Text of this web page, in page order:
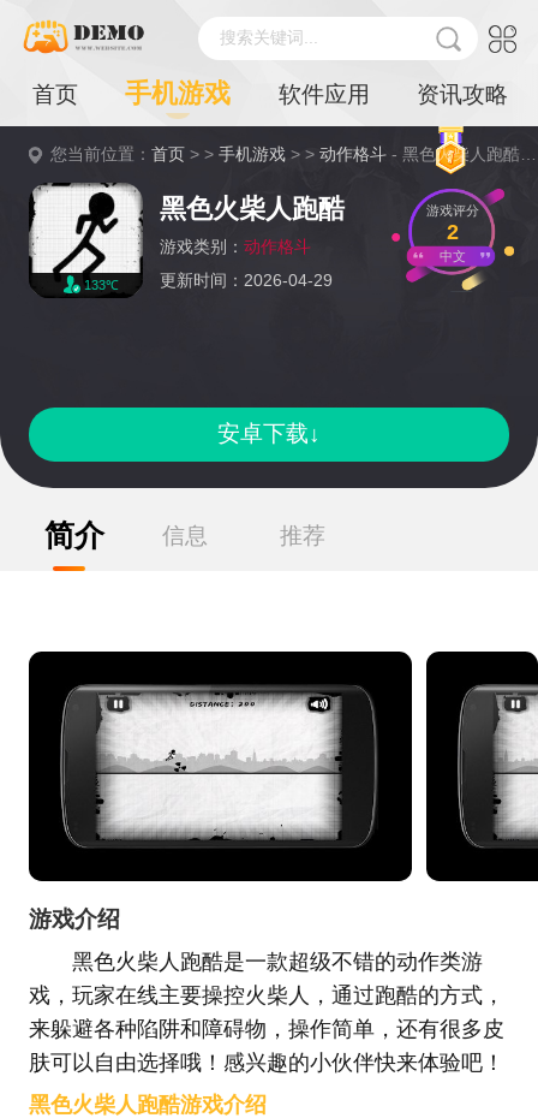
搜索关键词...
首页 手机游戏 软件应用 资讯攻略
您当前位置：首页 > >手机游戏 > >动作格斗 - 黑色火柴人跑酷详情
133℃
黑色火柴人跑酷
游戏类别： 动作格斗
更新时间：2026-04-29
游戏评分
2
中文
安卓下载↓
简介 信息 推荐
游戏介绍
黑色火柴人跑酷是一款超级不错的动作类游
戏，玩家在线主要操控火柴人，通过跑酷的方式，
来躲避各种陷阱和障碍物，操作简单，还有很多皮
肤可以自由选择哦！感兴趣的小伙伴快来体验吧！
黑色火柴人跑酷游戏介绍